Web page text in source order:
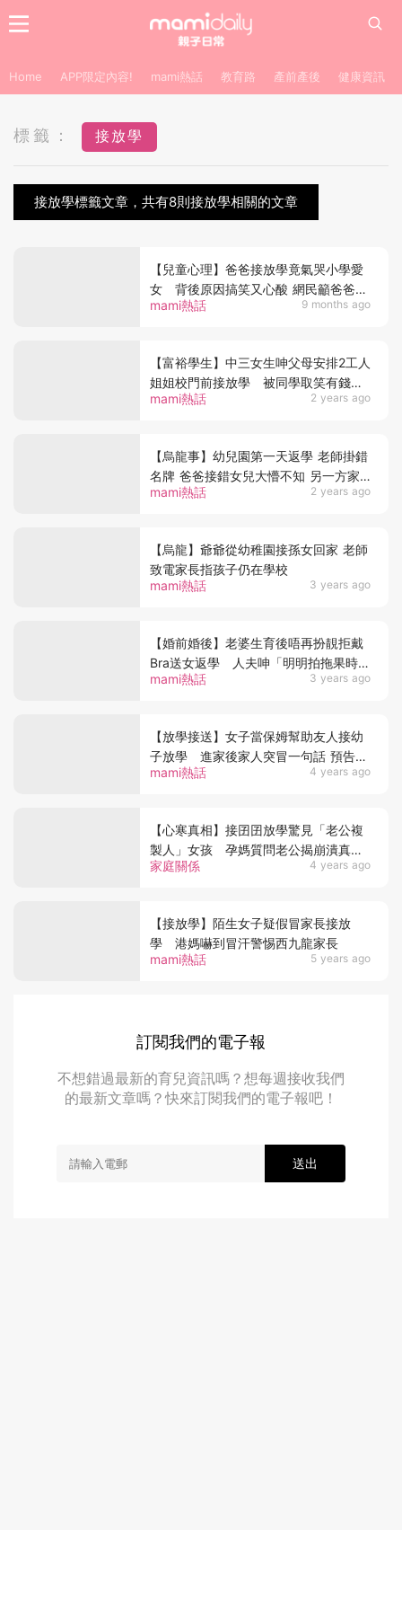
Home APP限定內容! mami熱話 教育路 產前產後 健康資訊
標籤： 接放學
接放學標籤文章，共有8則接放學相關的文章
mami熱話 9 months ago
【兒童心理】爸爸接放學竟氣哭小學愛
女 背後原因搞笑又心酸 網民籲爸爸注
意一事！
mami熱話 2 years ago
【富裕學生】中三女生呻父母安排2工人
姐姐校門前接放學 被同學取笑有錢覺
得好無面
mami熱話 2 years ago
【烏龍事】幼兒園第一天返學 老師掛錯
名牌 爸爸接錯女兒大懵不知 另一方家
長狂怒
mami熱話 3 years ago
【烏龍】爺爺從幼稚園接孫女回家 老師
致電家長指孩子仍在學校
mami熱話 3 years ago
【婚前婚後】老婆生育後唔再扮靚拒戴
Bra送女返學 人夫呻「明明拍拖果時都
唔係咁」
mami熱話 4 years ago
【放學接送】女子當保姆幫助友人接幼
子放學 進家後家人突冒一句話 預告悲
慘下場
家庭關係 4 years ago
【心寒真相】接囝囝放學驚見「老公複
製人」女孩 孕媽質問老公揭崩潰真相
超心寒
mami熱話 5 years ago
【接放學】陌生女子疑假冒家長接放
學 港媽嚇到冒汗警惕西九龍家長
訂閱我們的電子報
不想錯過最新的育兒資訊嗎？想每週接收我們
的最新文章嗎？快來訂閱我們的電子報吧！
送出